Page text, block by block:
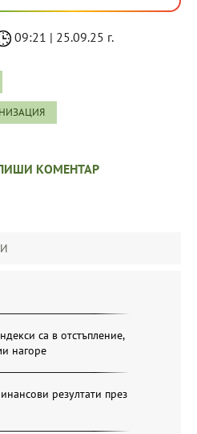
09:21 | 25.09.25 г.
КОМЕНТАР
са в отстъпление,
нагоре
резултати през